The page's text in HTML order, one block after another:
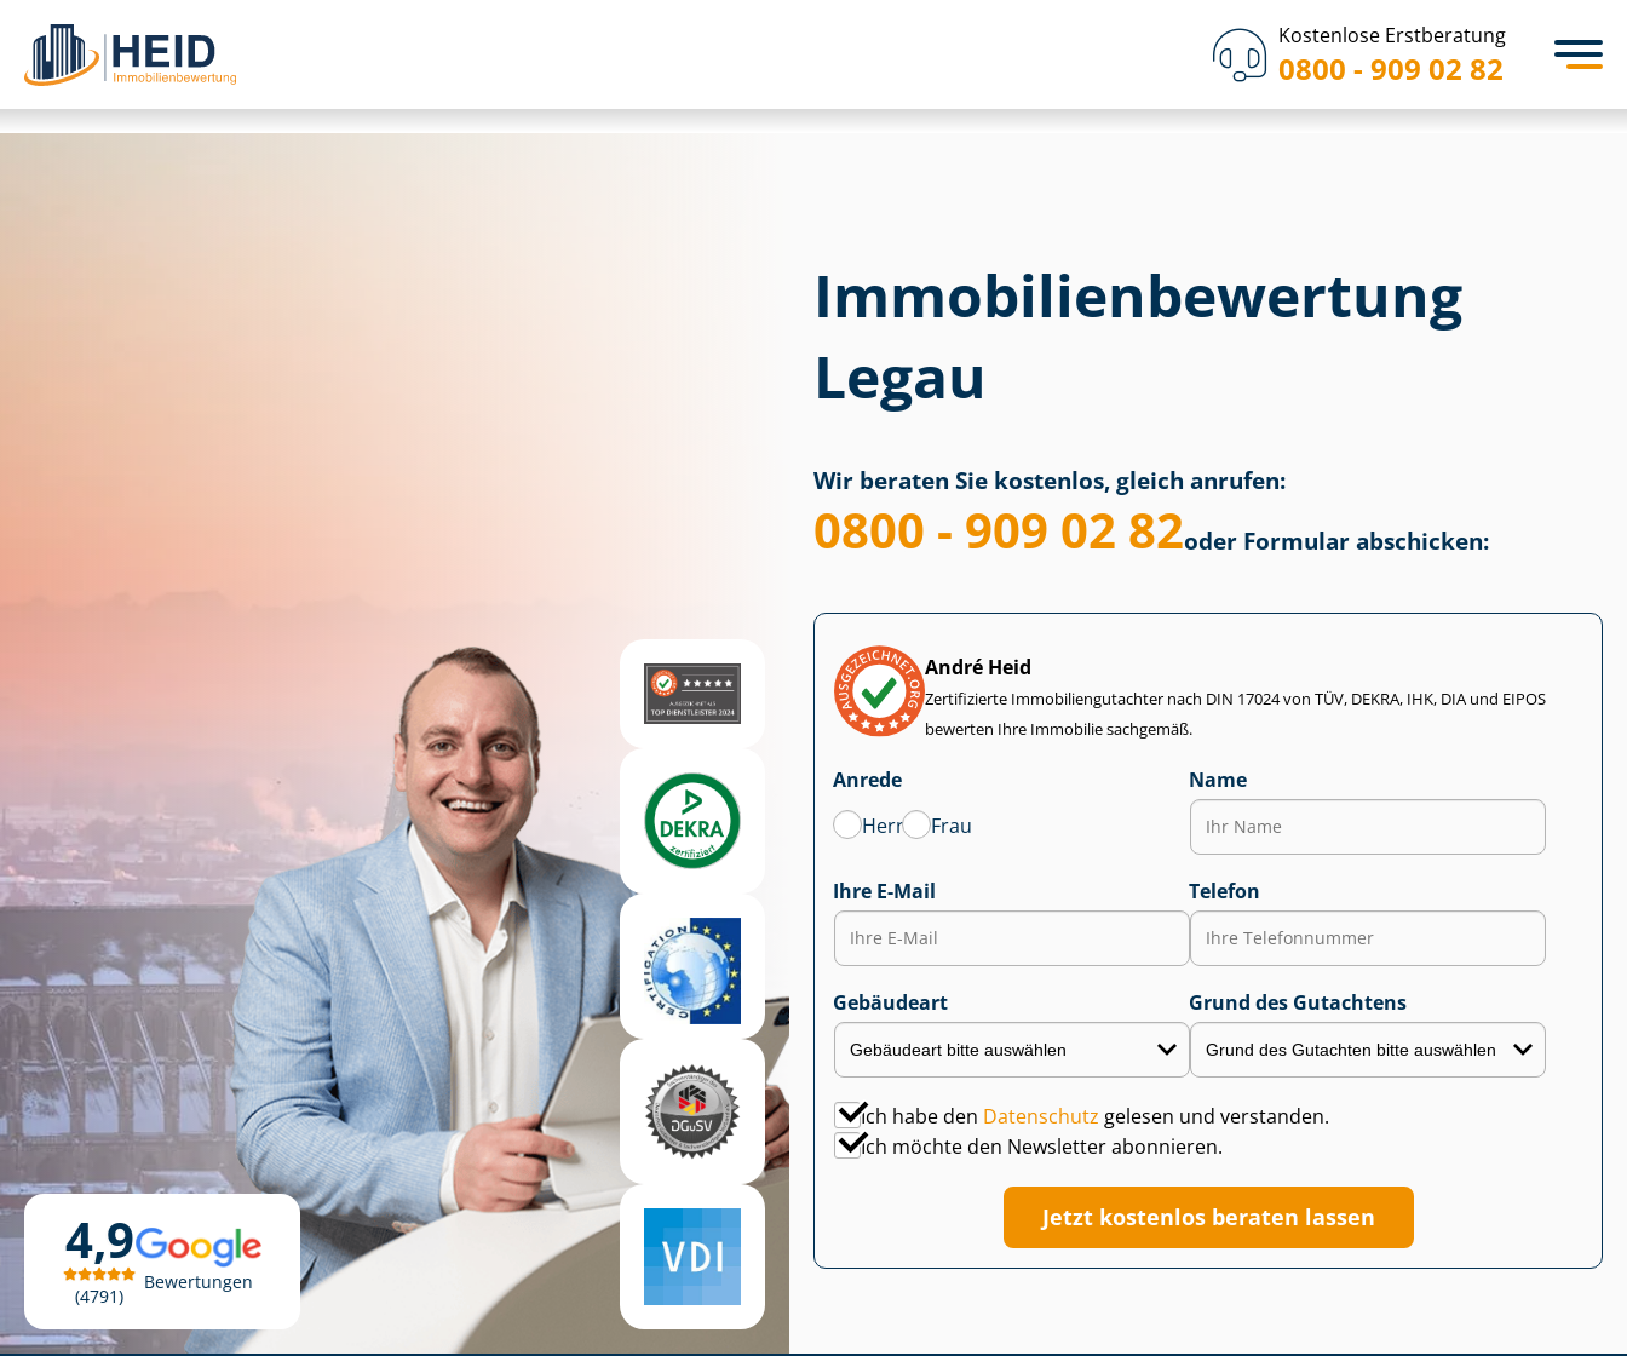
Kostenlose Erstberatung
0800 - 909 02 82
4,9
4791
Bewertungen
Immobilien­bewertung
Legau
Wir beraten Sie kostenlos, gleich anrufen:
0800 - 909 02 82oder Formular abschicken:
André Heid
Zertifizierte Im­mo­bi­li­en­gut­ach­ter nach DIN 17024 von TÜV, DEKRA, IHK, DIA und EIPOS
bewerten Ihre Immobilie sachgemäß.
Anrede
Herr
Frau
Name
Ihre E-Mail Telefon
Gebäudeart Grund des Gutachtens
Ich habe den Datenschutz gelesen und verstanden.
Ich möchte den Newsletter abonnieren.
Jetzt kostenlos beraten lassen